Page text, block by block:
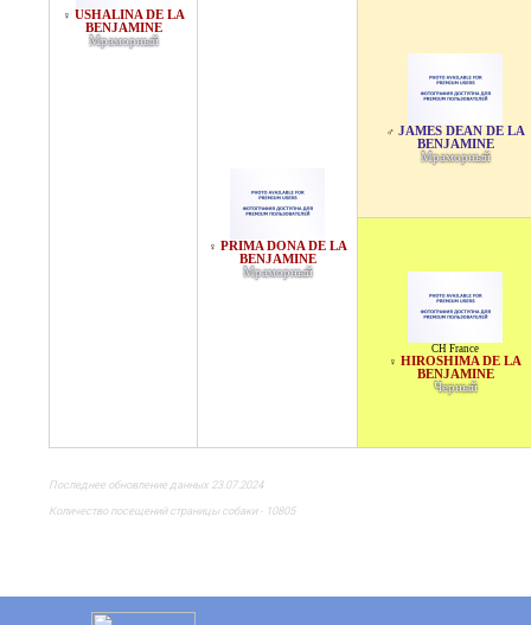
♀ USHALINA DE LA
BENJAMINE
Мраморный
♀ PRIMA DONA DE LA
BENJAMINE
Мраморный
♂ JAMES DEAN DE LA
BENJAMINE
Мраморный
CH France
♀ HIROSHIMA DE LA
BENJAMINE
Черный
Последнее обновление данных 23.07.2024
Количество посещений страницы собаки - 10805